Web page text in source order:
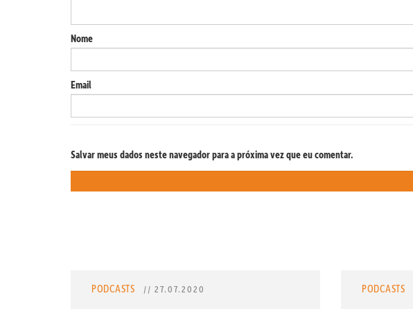
Nome
Email
Salvar meus dados neste navegador para a próxima vez que eu comentar.
PODCASTS // 27.07.2020 PODCASTS